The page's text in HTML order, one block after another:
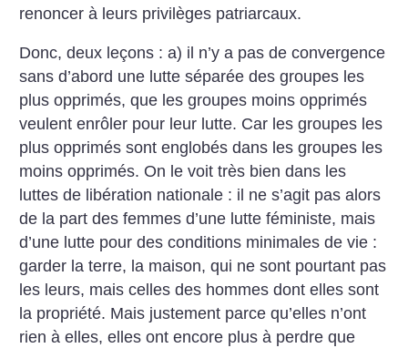
renoncer à leurs privilèges patriarcaux.
Donc, deux leçons : a) il n’y a pas de convergence
sans d’abord une lutte séparée des groupes les
plus opprimés, que les groupes moins opprimés
veulent enrôler pour leur lutte. Car les groupes les
plus opprimés sont englobés dans les groupes les
moins opprimés. On le voit très bien dans les
luttes de libération nationale : il ne s’agit pas alors
de la part des femmes d’une lutte féministe, mais
d’une lutte pour des conditions minimales de vie :
garder la terre, la maison, qui ne sont pourtant pas
les leurs, mais celles des hommes dont elles sont
la propriété. Mais justement parce qu’elles n’ont
rien à elles, elles ont encore plus à perdre que